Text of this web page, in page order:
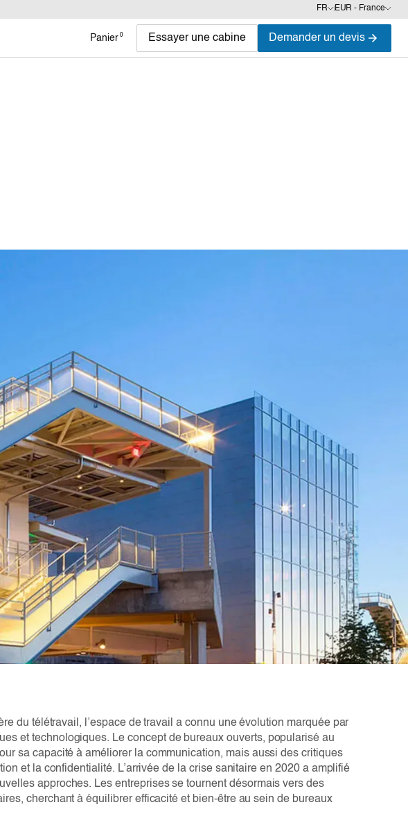
FR EUR - France
Panier 0 Essayer une cabine Demander un devis
du télétravail, l’espace de travail a connu une évolution marquée par
et technologiques. Le concept de bureaux ouverts, popularisé au
sa capacité à améliorer la communication, mais aussi des critiques
et la confidentialité. L’arrivée de la crise sanitaire en 2020 a amplifié
approches. Les entreprises se tournent désormais vers des
cherchant à équilibrer efficacité et bien-être au sein de bureaux